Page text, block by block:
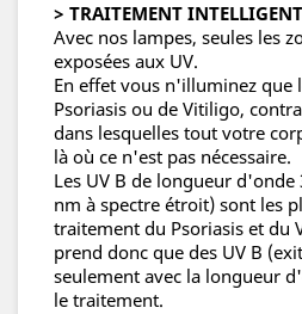
> TRAITEMENT
Avec nos lampes, seules les
exposées aux UV.
En effet vous n'illuminez que
Psoriasis ou de Vitiligo,
dans lesquelles tout votre
là où ce n'est pas nécessaire.
Les UV B de longueur d'onde
nm à spectre étroit) sont les
traitement du Psoriasis et du
prend donc que des UV B
seulement avec la longueur
le traitement.